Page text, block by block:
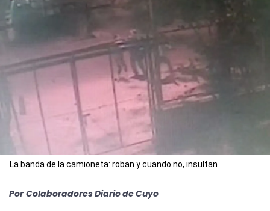
La banda de la camioneta: roban y cuando no, insultan
Por Colaboradores Diario de Cuyo